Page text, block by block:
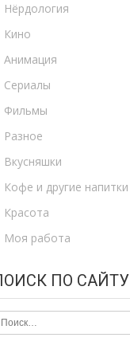
Нёрдология
Кино
Анимация
Сериалы
Фильмы
Разное
Вкусняшки
Кофе и другие напитки
Красота
Моя работа
ПО САЙТУ